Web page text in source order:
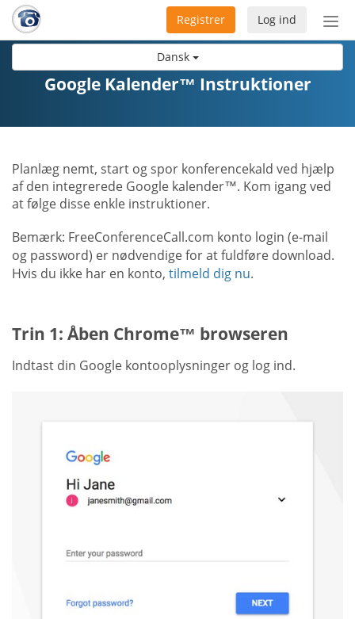
Dansk
Slå
Log ind
Registrer
Google Kalender™ Instruktioner
Planlæg nemt, start og spor konferencekald ved hjælp
af den integrerede Google kalender™. Kom igang ved
at følge disse enkle instruktioner.
Bemærk: FreeConferenceCall.com konto login (e-mail
og password) er nødvendige for at fuldføre download.
Hvis du ikke har en konto, tilmeld dig nu.
Trin 1: Åben Chrome™ browseren
Indtast din Google kontooplysninger og log ind.